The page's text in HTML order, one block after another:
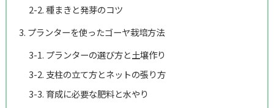
2-2. 種まきと発芽のコツ
3. プランターを使ったゴーヤ栽培方法
3-1. プランターの選び方と土壌作り
3-2. 支柱の立て方とネットの張り方
3-3. 育成に必要な肥料と水やり